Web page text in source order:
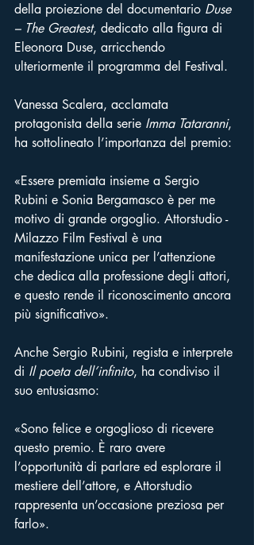
della proiezione del documentario Duse
– The Greatest, dedicato alla figura di
Eleonora Duse, arricchendo
ulteriormente il programma del Festival.
Vanessa Scalera, acclamata
protagonista della serie Imma Tataranni,
ha sottolineato l’importanza del premio:
«Essere premiata insieme a Sergio
Rubini e Sonia Bergamasco è per me
motivo di grande orgoglio. Attorstudio -
Milazzo Film Festival è una
manifestazione unica per l’attenzione
che dedica alla professione degli attori,
e questo rende il riconoscimento ancora
più significativo».
Anche Sergio Rubini, regista e interprete
di Il poeta dell’infinito, ha condiviso il
suo entusiasmo:
«Sono felice e orgoglioso di ricevere
questo premio. È raro avere
l’opportunità di parlare ed esplorare il
mestiere dell’attore, e Attorstudio
rappresenta un’occasione preziosa per
farlo».